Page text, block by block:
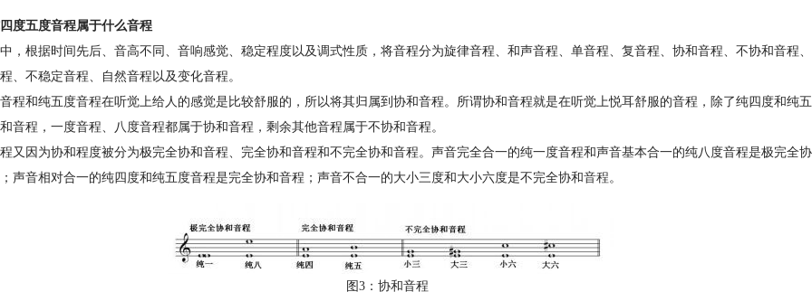
度五度音程属于什么音程
，根据时间先后、音高不同、音响感觉、稳定程度以及调式性质，将音程分为旋律音程、和声音程、单音程、复音程、协和音程、不协和音程、
、不稳定音程、自然音程以及变化音程。
程和纯五度音程在听觉上给人的感觉是比较舒服的，所以将其归属到协和音程。所谓协和音程就是在听觉上悦耳舒服的音程，除了纯四度和纯五
音程，一度音程、八度音程都属于协和音程，剩余其他音程属于不协和音程。
又因为协和程度被分为极完全协和音程、完全协和音程和不完全协和音程。声音完全合一的纯一度音程和声音基本合一的纯八度音程是极完全协
声音相对合一的纯四度和纯五度音程是完全协和音程；声音不合一的大小三度和大小六度是不完全协和音程。
图3：协和音程